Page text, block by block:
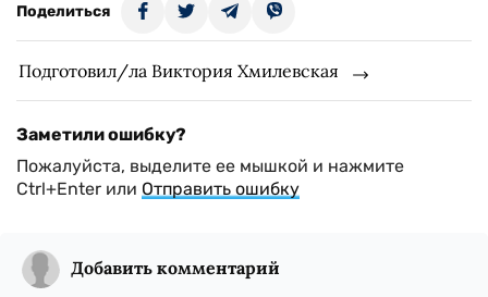
Поделиться
Подготовил/ла Виктория Хмилевская
Заметили ошибку?
Пожалуйста, выделите ее мышкой и нажмите
Ctrl+Enter или Отправить ошибку
Добавить комментарий